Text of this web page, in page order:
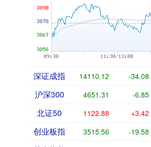
深证成指 14110.12 -34.08
沪深300 4651.31 -6.85
北证50 1122.88 +3.42
创业板指 3515.56 -19.58